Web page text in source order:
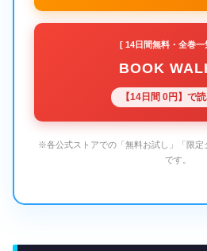
[ 14日間無料・全巻一
BOOK
【14日間 0円】で
※各公式ストアでの「無料お試し」「限定
です。